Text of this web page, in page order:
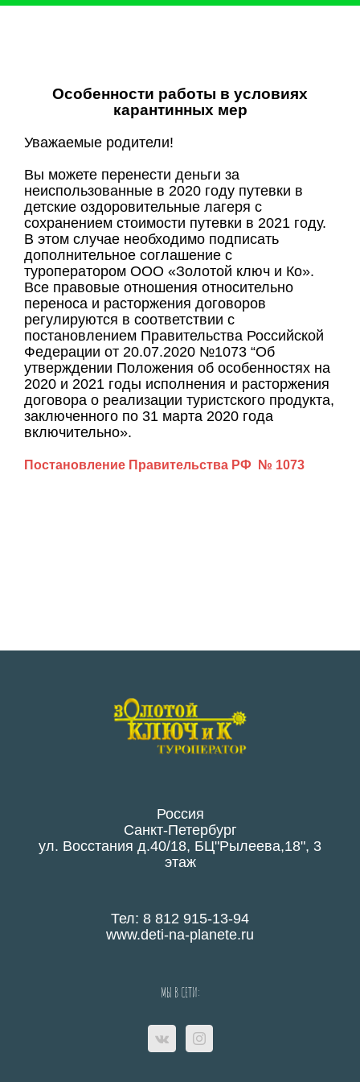
Особенности работы в условиях
карантинных мер
Уважаемые родители!
Вы можете перенести деньги за
неиспользованные в 2020 году путевки в
детские оздоровительные лагеря с
сохранением стоимости путевки в 2021 году.
В этом случае необходимо подписать
дополнительное соглашение с
туроператором ООО «Золотой ключ и Ко».
Все правовые отношения относительно
переноса и расторжения договоров
регулируются в соответствии с
постановлением Правительства Российской
Федерации от 20.07.2020 №1073 “Об
утверждении Положения об особенностях на
2020 и 2021 годы исполнения и расторжения
договора о реализации туристского продукта,
заключенного по 31 марта 2020 года
включительно».
Постановление Правительства РФ № 1073
Россия
Санкт-Петербург
ул. Восстания д.40/18, БЦ"Рылеева,18", 3
этаж
Тел: 8 812 915-13-94
www.deti-na-planete.ru
МЫ В СЕТИ: